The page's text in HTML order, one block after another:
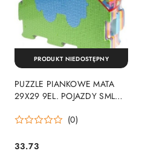
PUZZLE PIANKOWE MATA
29X29 9EL. POJAZDY SML
(0)
Cena:
33.73
PRODUKT NIEDOSTĘPNY